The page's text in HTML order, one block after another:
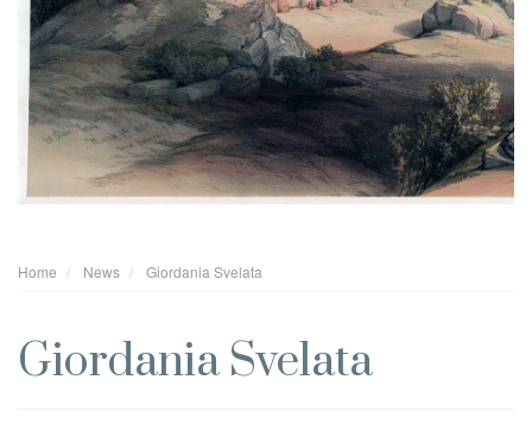
Home News Giordania Svelata
Giordania Svelata